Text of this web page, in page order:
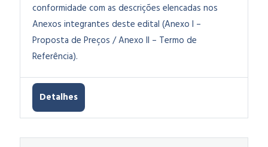
conformidade com as descrições elencadas nos
Anexos integrantes deste edital (Anexo I –
Proposta de Preços / Anexo II – Termo de
Referência).
Detalhes